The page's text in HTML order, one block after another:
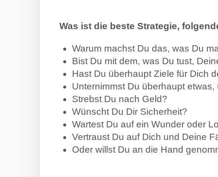
Was ist die beste Strategie,
Warum machst Du das, was Du
Bist Du mit dem, was Du tust,
Hast Du überhaupt Ziele für Dich
Unternimmst Du überhaupt
Strebst Du nach Geld?
Wünscht Du Dir Sicherheit?
Wartest Du auf ein Wunder oder
Vertraust Du auf Dich und Deine
Oder willst Du an die Hand